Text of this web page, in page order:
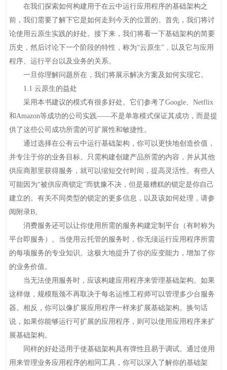
在我们探索如何构建用于在云中运行应用程序的基础架构之
前，我们需要了解下它是如何走到今天的位置的。首先，我们将讨
论使用云原生实践的好处。接下来，我们将看一下基础架构的简要
历史，然后讨论下一个阶段的特性，称为“云原生”，以及它与应用
程序、运行平台以及业务的关系。
一旦你理解问题所在，我们将展示解决方案及如何实现它。
1.1 云原生的益处
采用本书建议的模式有很多好处。它们参考了Google、Netflix
和Amazon等成功的公司实践——不是单靠模式保证其成功，而是提
供了这些公司成功所需的可扩展性和敏捷性。
通过选择在公有云中运行基础架构，你可以更快地创造价值，
并专注于你的业务目标。只需构建创建产品所需的内容，并从其他
供应商那里获得服务，就可以缩短交付时间，提高灵活性。有些人
可能因为“被供应商锁定”而犹豫不决，但是最糟糕的锁定是你自己
建立的。有关不同类型的锁定的更多信息，以及该如何处理，请参
阅附录B。
消费服务还可以让你使用所需的服务构建定制平台（有时称为
平台即服务）。当使用云托管的服务时，你无须运行应用程序所需
的每项服务的专业知识。这极大地提升了你的应变能力，增加了你
的业务价值。
当无法使用服务时，应该构建应用程序来管理基础架构。如果
这样做，规模瓶颈不再取决于每名运维工程师可以管理多少台服务
器。相反，你可以像扩展应用程序一样来扩展基础架构。换句话
说，如果你能够运行可扩展的应用程序，则可以使用应用程序来扩
展基础架构。
同样的好处适用于使基础架构具有弹性且易于调试。通过使用
用来管理业务应用程序的相同工具，你可以深入了解你的基础架